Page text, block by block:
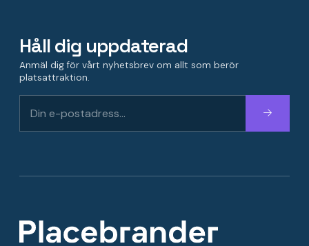
Håll dig uppdaterad
Anmäl dig för vårt nyhetsbrev om allt som berör
platsattraktion.
Fortsätt